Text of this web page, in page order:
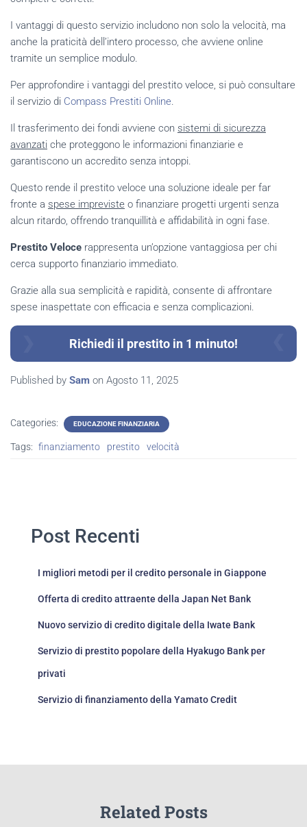
I vantaggi di questo servizio includono non solo la velocità, ma
anche la praticità dell’intero processo, che avviene online
tramite un semplice modulo.
Per approfondire i vantaggi del prestito veloce, si può consultare
il servizio di Compass Prestiti Online.
Il trasferimento dei fondi avviene con sistemi di sicurezza
avanzati che proteggono le informazioni finanziarie e
garantiscono un accredito senza intoppi.
Questo rende il prestito veloce una soluzione ideale per far
fronte a spese impreviste o finanziare progetti urgenti senza
alcun ritardo, offrendo tranquillità e affidabilità in ogni fase.
Prestito Veloce rappresenta un’opzione vantaggiosa per chi
cerca supporto finanziario immediato.
Grazie alla sua semplicità e rapidità, consente di affrontare
spese inaspettate con efficacia e senza complicazioni.
Richiedi il prestito in 1 minuto!
Published by Sam on Agosto 11, 2025
Categories: EDUCAZIONE FINANZIARIA
Tags: finanziamento prestito velocità
Post Recenti
I migliori metodi per il credito personale in Giappone
Offerta di credito attraente della Japan Net Bank
Nuovo servizio di credito digitale della Iwate Bank
Servizio di prestito popolare della Hyakugo Bank per
privati
Servizio di finanziamento della Yamato Credit
Related Posts